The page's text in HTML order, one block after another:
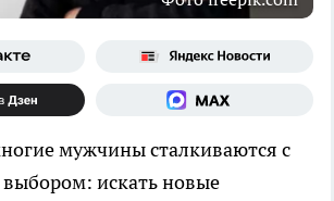
мужчины сталкиваются с
искать новые